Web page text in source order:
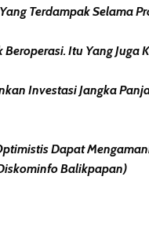
Terdampak Selama
Itu Yang Juga
Investasi Jangka
Dapat
Balikpapan)